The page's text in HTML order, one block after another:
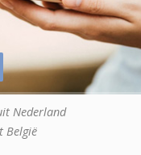
Nederland
België